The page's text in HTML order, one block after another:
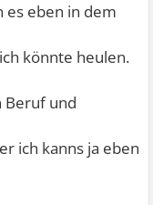
eben in dem
könnte heulen.
Beruf und
ich kanns ja eben